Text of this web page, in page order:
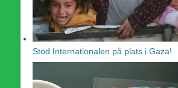
Stöd Internationalen på plats i Gaza!